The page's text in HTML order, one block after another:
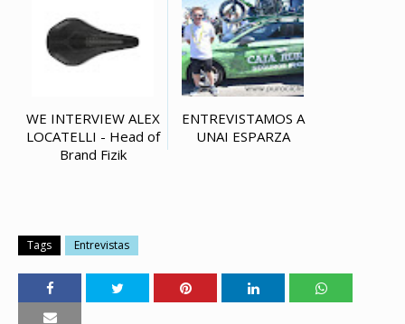
WE INTERVIEW ALEX
LOCATELLI - Head of
Brand Fizik
ENTREVISTAMOS A
UNAI ESPARZA
Tags Entrevistas